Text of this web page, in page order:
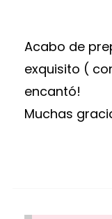
Acabo de
exquisito (
encantó!
Muchas